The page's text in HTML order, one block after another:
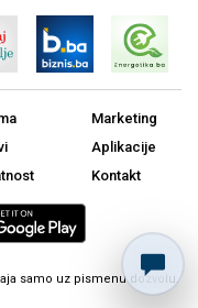
Marketing
Aplikacije
Kontakt
samo uz pismenu dozvolu.